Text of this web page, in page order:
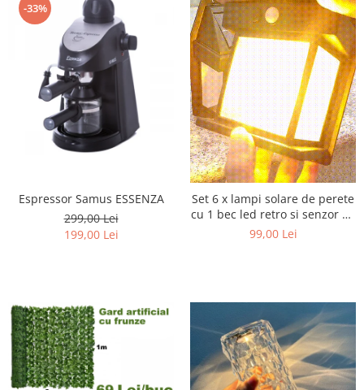
-33%
Espressor Samus ESSENZA
299,00 Lei
199,00 Lei
Set 6 x lampi solare de perete
cu 1 bec led retro si senzor de
miscare - LED
99,00 Lei